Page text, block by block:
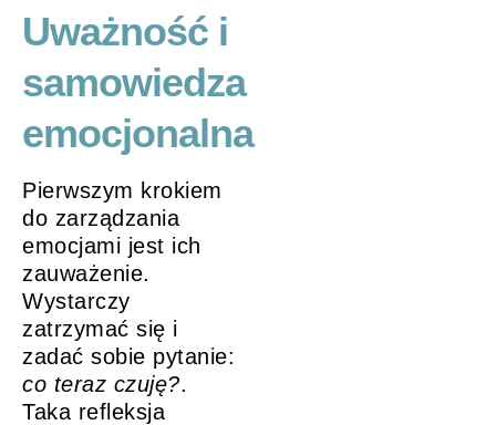
Uważność i
samowiedza
emocjonalna
Pierwszym krokiem
do zarządzania
emocjami jest ich
zauważenie.
Wystarczy
zatrzymać się i
zadać sobie pytanie:
co teraz czuję?.
Taka refleksja